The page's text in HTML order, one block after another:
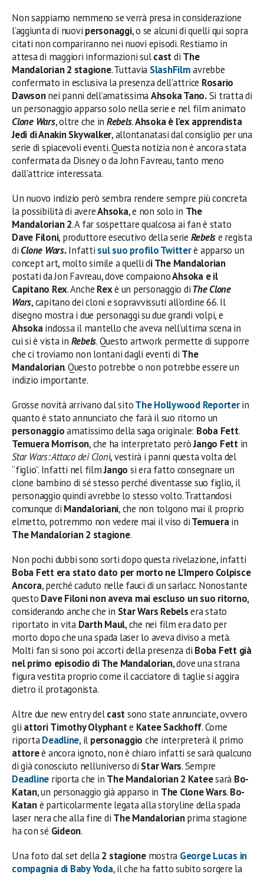
Non sappiamo nemmeno se verrà presa in considerazione
l’aggiunta di nuovi personaggi, o se alcuni di quelli qui sopra
citati non compariranno nei nuovi episodi. Restiamo in
attesa di maggiori informazioni sulcastdi The
Mandalorian 2 stagione. Tuttavia SlashFilmavrebbe
confermato in esclusiva la presenza dell’attrice Rosario
Dawsonnei panni dell’amatissimaAhsoka Tano.Si tratta di
un personaggio apparso solo nella serie e nel film animato
Clone Wars, oltre che in Rebels.Ahsoka è l’ex apprendista
Jedi di Anakin Skywalker, allontanatasi dal consiglio per una
serie di spiacevoli eventi. Questa notizia non è ancora stata
confermata da Disney o da John Favreau, tanto meno
dall’attrice interessata.
Un nuovo indizio però sembra rendere sempre più concreta
la possibilità di avereAhsoka, e non solo in The
Mandalorian 2. A far sospettare qualcosa ai fan è stato
Dave Filoni, produttore esecutivo della serie Rebelse regista
di Clone Wars.Infatti sul suo profilo Twitterè apparso un
concept art, molto simile a quelli di The Mandalorian
postati da Jon Favreau, dove compaionoAhsoka e il
Capitano Rex. Anche Rexè un personaggio diThe Clone
Wars, capitano dei cloni e sopravvissuti all’ordine 66. Il
disegno mostra i due personaggi su due grandi volpi, e
Ahsokaindossa il mantello che aveva nell’ultima scena in
cui si è vista in Rebels. Questo artwork permette di supporre
che ci troviamo non lontani dagli eventi di The
Mandalorian. Questo potrebbe o non potrebbe essere un
indizio importante.
Grosse novità arrivano dal sitoThe Hollywood Reporterin
quanto è stato annunciato che farà il suo ritorno un
personaggioamatissimo della saga originale: Boba Fett.
Temuera Morrison, che ha interpretato peròJango Fett in
Star Wars: Attaco dei Cloni, vestirà i panni questa volta del
“figlio”. Infatti nel filmJango si era fatto consegnare un
clone bambino di sé stesso perché diventasse suo figlio, il
personaggio quindi avrebbe lo stesso volto. Trattandosi
comunque di Mandaloriani, che non tolgono mai il proprio
elmetto, potremmo non vedere mai il viso diTemuerain
The Mandalorian 2 stagione.
Non pochi dubbi sono sorti dopo questa rivelazione, infatti
Boba Fett era stato dato per morto ne L’Impero Colpisce
Ancora, perché caduto nelle fauci di un sarlacc. Nonostante
questo Dave Filoni non aveva mai escluso un suo ritorno,
considerando anche che in Star Wars Rebelsera stato
riportato in vitaDarth Maul, che nei film era dato per
morto dopo che una spada laser lo aveva diviso a metà.
Molti fan si sono poi accorti della presenza di Boba Fett già
nel primo episodio di The Mandalorian, dove una strana
figura vestita proprio come il cacciatore di taglie si aggira
dietro il protagonista.
Altre due new entry delcastsono state annunciate, ovvero
gli attori Timothy Olyphante Katee Sackhoff. Come
riportaDeadline, il personaggio che interpreterà il primo
attoreè ancora ignoto, non è chiaro infatti se sarà qualcuno
di già conosciuto nell’universo di Star Wars. Sempre
Deadline riporta che in The Mandalorian 2 Kateesarà Bo-
Katan, un personaggio già apparso in The Clone Wars. Bo-
Katanè particolarmente legata alla storyline della spada
laser nera che alla fine di The Mandalorianprima stagione
ha con sé Gideon.
Una foto dal set della2 stagionemostra George Lucas in
compagnia di Baby Yoda, il che ha fatto subito sorgere la